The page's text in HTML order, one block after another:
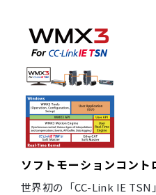
ソフトモーションコント
世界初の「CC-Link IE TSN